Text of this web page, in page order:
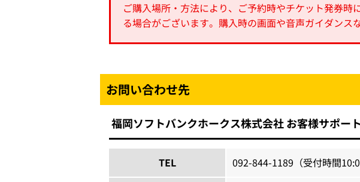
ご購入場所・方法により、ご予約時やチケット発券
る場合がございます。購入時の画面や音声ガイダンス
お問い合わせ先
福岡ソフトバンクホークス株式会社 お客様サポー
TEL 092-844-1189 （受付時間